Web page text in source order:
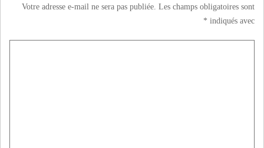
Votre adresse e-mail ne sera pas publiée. Les champs obligatoires sont
indiqués avec
*